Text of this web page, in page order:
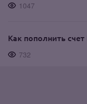
1047
Как пополнить
732